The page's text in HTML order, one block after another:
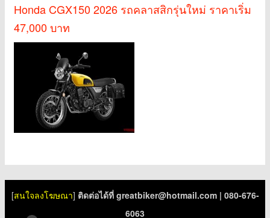
Honda CGX150 2026 รถคลาสสิกรุ่นใหม่ ราคาเริ่ม
47,000 บาท
[สนใจลงโฆษณา] ติดต่อได้ที่ greatbiker@hotmail.com| 080-676-
6063